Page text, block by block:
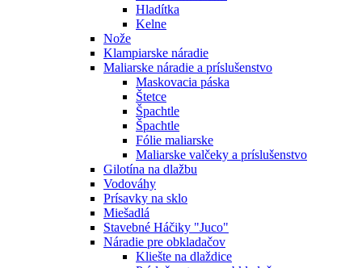
Hladítka
Kelne
Nože
Klampiarske náradie
Maliarske náradie a príslušenstvo
Maskovacia páska
Štetce
Špachtle
Špachtle
Fólie maliarske
Maliarske valčeky a príslušenstvo
Gilotína na dlažbu
Vodováhy
Prísavky na sklo
Miešadlá
Stavebné Háčiky "Juco"
Náradie pre obkladačov
Kliešte na dlaždice